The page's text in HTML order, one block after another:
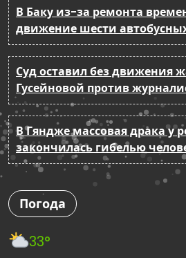
В Баку из-за ремонта
движение шести
Суд оставил без движения
Гусейновой против
В Гяндже массовая драка у
закончилась гибелью
Погода
33°